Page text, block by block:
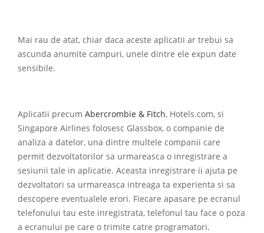
Mai rau de atat, chiar daca aceste aplicatii ar trebui sa
ascunda anumite campuri, unele dintre ele expun date
sensibile.
Aplicatii precum Abercrombie & Fitch, Hotels.com, si
Singapore Airlines folosesc Glassbox, o companie de
analiza a datelor, una dintre multele companii care
permit dezvoltatorilor sa urmareasca o inregistrare a
sesiunii tale in aplicatie. Aceasta inregistrare ii ajuta pe
dezvoltatori sa urmareasca intreaga ta experienta si sa
descopere eventualele erori. Fiecare apasare pe ecranul
telefonului tau este inregistrata, telefonul tau face o poza
a ecranului pe care o trimite catre programatori.